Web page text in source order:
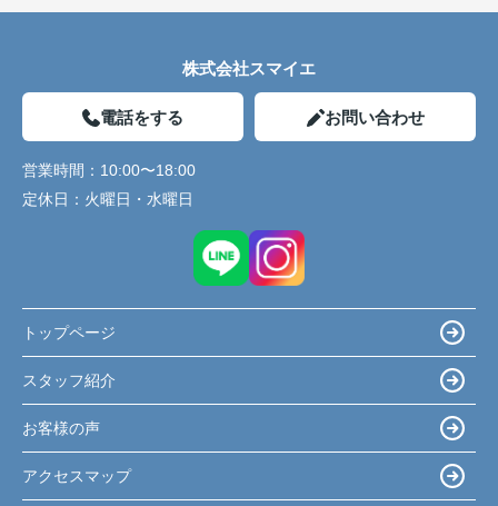
株式会社スマイエ
電話をする お問い合わせ
営業時間： 10:00〜18:00
定休日： 火曜日・水曜日
トップページ
スタッフ紹介
お客様の声
アクセスマップ